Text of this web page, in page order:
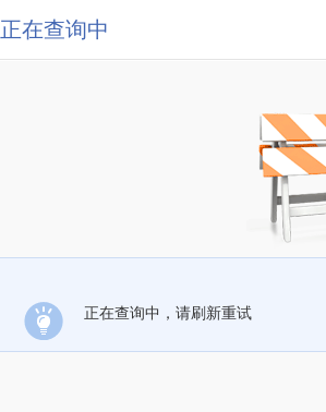
正在查询中
正在查询中，请刷新重试